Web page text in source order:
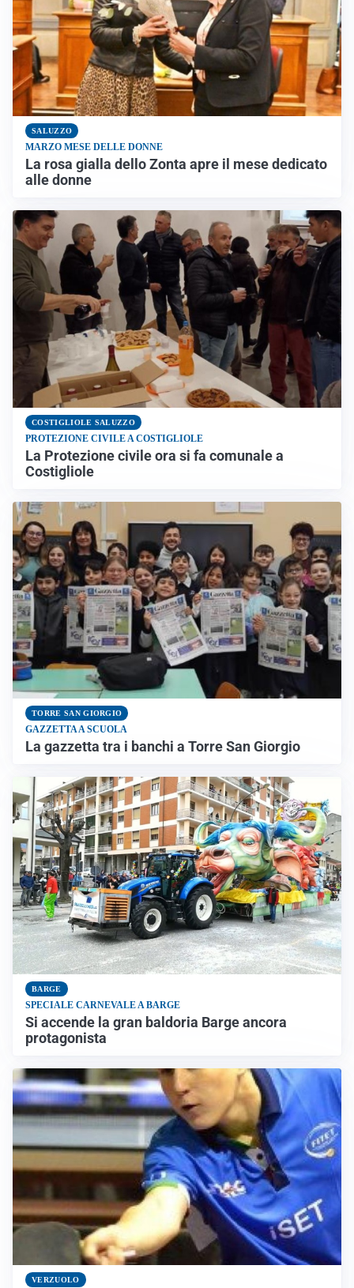
SALUZZO
MARZO MESE DELLE DONNE
La rosa gialla dello Zonta apre il mese dedicato
alle donne
COSTIGLIOLE SALUZZO
PROTEZIONE CIVILE A COSTIGLIOLE
La Protezione civile ora si fa comunale a
Costigliole
TORRE SAN GIORGIO
GAZZETTA A SCUOLA
La gazzetta tra i banchi a Torre San Giorgio
BARGE
SPECIALE CARNEVALE A BARGE
Si accende la gran baldoria Barge ancora
protagonista
VERZUOLO